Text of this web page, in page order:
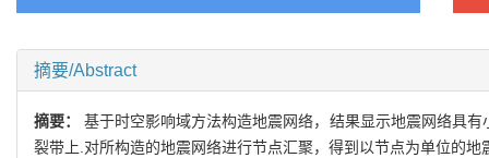
摘要/Abstract
摘要：基于时空影响域方法构造地震网络，结果显示地震网络具
裂带上.对所构造的地震网络进行节点汇聚，得到以节点为单位的